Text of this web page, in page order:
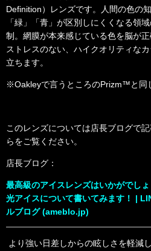
Definition）レンズです。人間の色の
「緑」「青」が区別しにくくなる領
制。網膜が本来感じている色を脳が
ストレスのない、ハイクオリティな
立ちます。
※Oakleyで言うところのPrizm™と同
このレンズについては店長ブログで
らをご覧ください。
店長ブログ：
最高級のアイスレンズはいかがでし
光アイスについて書いてみます！ |
ルブログ (ameblo.jp)
より強い日差しからの眩しさを軽減